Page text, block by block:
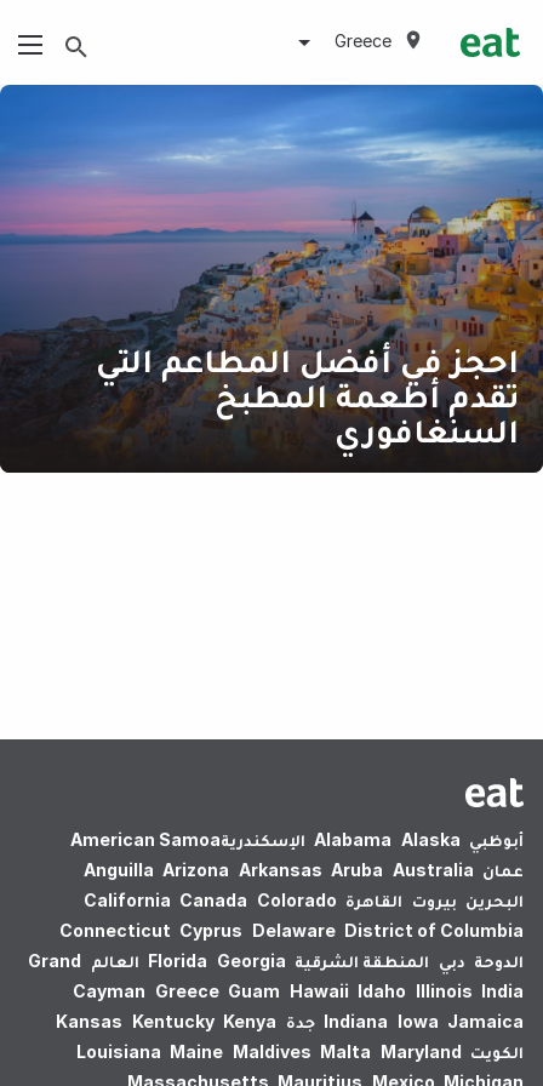
Greece
احجز في أفضل المطاعم التي
تقدم أطعمة المطبخ
السنغافوري
أبوظبي Alabama Alaska الإسكندرية‎American Samoa
عمان
Anguilla Arizona Arkansas Aruba Australia
البحرين بيروت القاهرة California Canada Colorado
Connecticut Cyprus Delaware District of Columbia
الدوحة دبي المنطقة الشرقية Florida Georgia العالم
Grand
Cayman Greece Guam Hawaii Idaho Illinois India
Indiana Iowa Jamaica جدة Kansas Kentucky Kenya
الكويت
Louisiana Maine Maldives Malta Maryland